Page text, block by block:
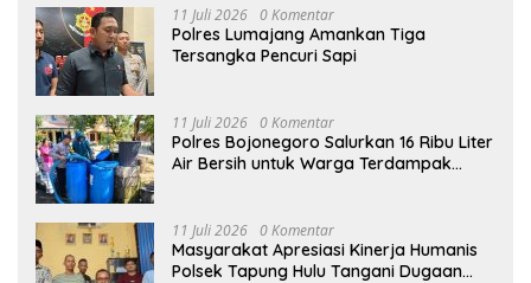
11 Juli 2026 0 Komentar
Polres Lumajang Amankan Tiga
Tersangka Pencuri Sapi
11 Juli 2026 0 Komentar
Polres Bojonegoro Salurkan 16 Ribu Liter
Air Bersih untuk Warga Terdampak
11 Juli 2026 0 Komentar
Masyarakat Apresiasi Kinerja Humanis
Polsek Tapung Hulu Tangani Dugaan